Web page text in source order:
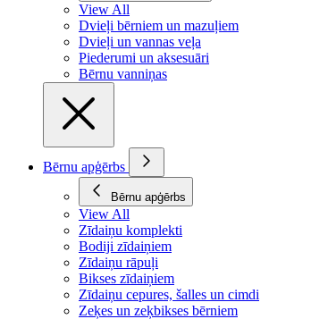
View All
Dvieļi bērniem un mazuļiem
Dvieļi un vannas veļa
Piederumi un aksesuāri
Bērnu vanniņas
Bērnu apģērbs
Bērnu apģērbs
View All
Zīdaiņu komplekti
Bodiji zīdaiņiem
Zīdaiņu rāpuļi
Bikses zīdaiņiem
Zīdaiņu cepures, šalles un cimdi
Zeķes un zeķbikses bērniem